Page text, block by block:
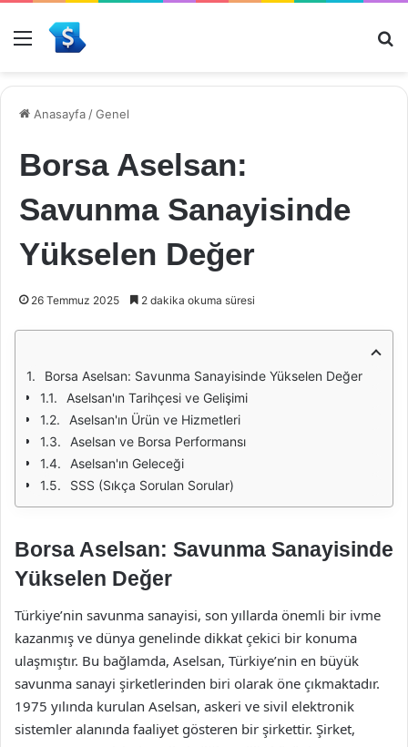
Menü
Anasayfa /Genel
Borsa Aselsan:
Savunma Sanayisinde
Yükselen Değer
26 Temmuz 2025 2 dakika okuma süresi
Borsa Aselsan: Savunma Sanayisinde Yükselen Değer
Aselsan'ın Tarihçesi ve Gelişimi
Aselsan'ın Ürün ve Hizmetleri
Aselsan ve Borsa Performansı
Aselsan'ın Geleceği
SSS (Sıkça Sorulan Sorular)
Borsa Aselsan: Savunma Sanayisinde
Yükselen Değer
Türkiye’nin savunma sanayisi, son yıllarda önemli bir ivme
kazanmış ve dünya genelinde dikkat çekici bir konuma
ulaşmıştır. Bu bağlamda, Aselsan, Türkiye’nin en büyük
savunma sanayi şirketlerinden biri olarak öne çıkmaktadır.
1975 yılında kurulan Aselsan, askeri ve sivil elektronik
sistemler alanında faaliyet gösteren bir şirkettir. Şirket,